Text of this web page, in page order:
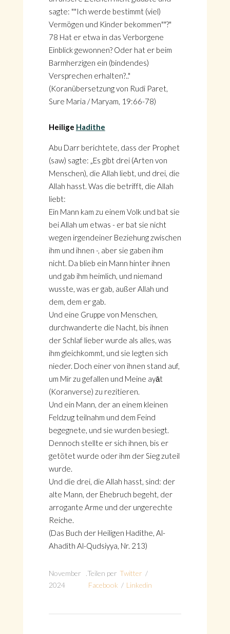
sagte: ""Ich werde bestimmt (viel)
Vermögen und Kinder bekommen""?"
78 Hat er etwa in das Verborgene
Einblick gewonnen? Oder hat er beim
Barmherzigen ein (bindendes)
Versprechen erhalten?.."
(Koranübersetzung von Rudi Paret,
Sure Maria / Maryam, 19:66-78)
Heilige Hadithe
Abu Darr berichtete, dass der Prophet
(saw) sagte: „Es gibt drei (Arten von
Menschen), die Allah liebt, und drei, die
Allah hasst. Was die betrifft, die Allah
liebt:
Ein Mann kam zu einem Volk und bat sie
bei Allah um etwas - er bat sie nicht
wegen irgendeiner Beziehung zwischen
ihm und ihnen -, aber sie gaben ihm
nicht. Da blieb ein Mann hinter ihnen
und gab ihm heimlich, und niemand
wusste, was er gab, außer Allah und
dem, dem er gab.
Und eine Gruppe von Menschen,
durchwanderte die Nacht, bis ihnen
der Schlaf lieber wurde als alles, was
ihm gleichkommt, und sie legten sich
nieder. Doch einer von ihnen stand auf,
um Mir zu gefallen und Meine ayāt
(Koranverse) zu rezitieren.
Und ein Mann, der an einem kleinen
Feldzug teilnahm und dem Feind
begegnete, und sie wurden besiegt.
Dennoch stellte er sich ihnen, bis er
getötet wurde oder ihm der Sieg zuteil
wurde.
Und die drei, die Allah hasst, sind: der
alte Mann, der Ehebruch begeht, der
arrogante Arme und der ungerechte
Reiche.
(Das Buch der Heiligen Hadithe, Al-
Ahadith Al-Qudsiyya, Nr. 213)
November
2024
Teilen per Twitter /
Facebook / Linkedin